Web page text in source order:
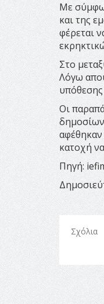
Με
και της
φέρεται
Στο
Λόγω
Οι
δημοσίων
αφέθηκαν
κατοχή
Πηγή:
Σχόλια